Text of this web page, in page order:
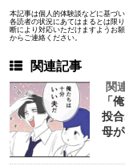
本記事は個人的体験談などに基づ
各読者の状況にあてはまるとは限
断により対応いただけますようお
からご連絡ください。
関連記事
関
「
投
母